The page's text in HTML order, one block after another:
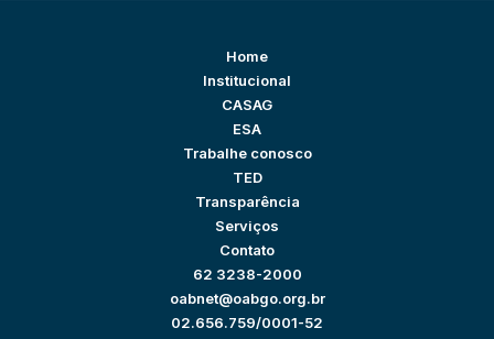
Home
Institucional
CASAG
ESA
Trabalhe conosco
TED
Transparência
Serviços
Contato
62 3238-2000
oabnet@oabgo.org.br
02.656.759/0001-52